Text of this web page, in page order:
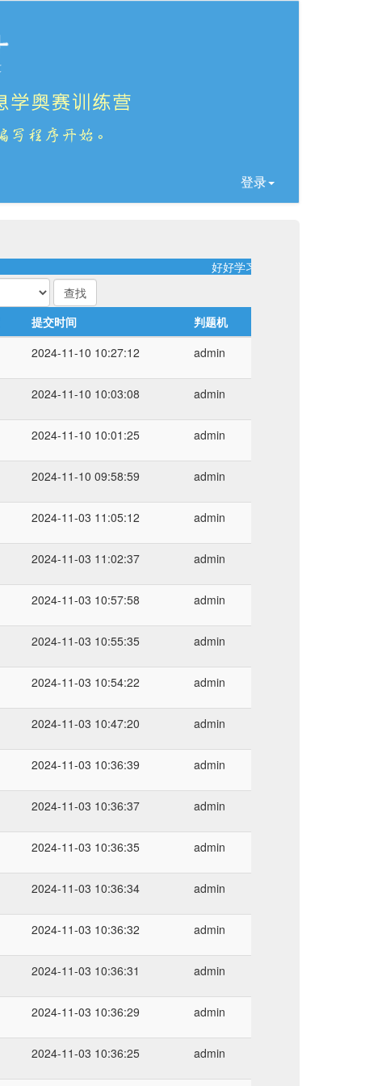
登录
好好学习！天天向上！
提交时间
判题机
2024-11-10 10:27:12 admin
2024-11-10 10:03:08 admin
2024-11-10 10:01:25 admin
2024-11-10 09:58:59 admin
2024-11-03 11:05:12 admin
2024-11-03 11:02:37 admin
2024-11-03 10:57:58 admin
2024-11-03 10:55:35 admin
2024-11-03 10:54:22 admin
2024-11-03 10:47:20 admin
2024-11-03 10:36:39 admin
2024-11-03 10:36:37 admin
2024-11-03 10:36:35 admin
2024-11-03 10:36:34 admin
2024-11-03 10:36:32 admin
2024-11-03 10:36:31 admin
2024-11-03 10:36:29 admin
2024-11-03 10:36:25 admin